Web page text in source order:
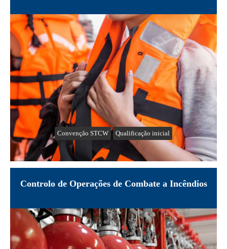
Convenção STCW Qualificação inicial
Controlo de Operações de Combate a Incêndios